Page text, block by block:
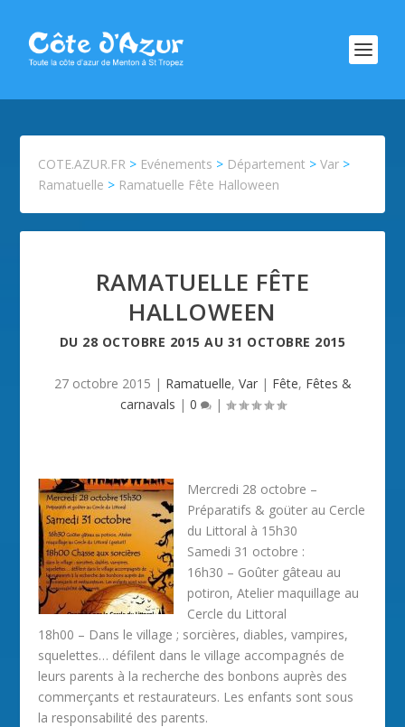
COTE.AZUR.FR > Evénements > Département >Var >
Ramatuelle > Ramatuelle Fête Halloween
RAMATUELLE FÊTE
HALLOWEEN
DU 28 OCTOBRE 2015 AU 31 OCTOBRE 2015
27 octobre 2015 | Ramatuelle, Var| Fête, Fêtes &
carnavals | 0 |
Mercredi 28 octobre –
Préparatifs & goüter au Cercle
du Littoral à 15h30
Samedi 31 octobre :
16h30 – Goûter gâteau au
potiron, Atelier maquillage au
Cercle du Littoral
18h00 – Dans le village ; sorcières, diables, vampires,
squelettes… défilent dans le village accompagnés de
leurs parents à la recherche des bonbons auprès des
commerçants et restaurateurs. Les enfants sont sous
la responsabilité des parents.